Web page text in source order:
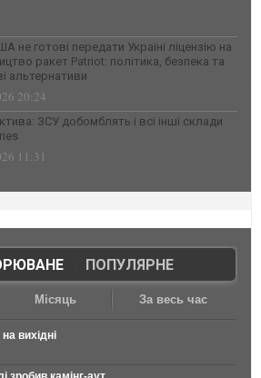
не готові передати Україні ліцензію на
ракет Patriot: політика, безпека та
альтернативи
20:24
ЗСУ добомблять і всі інші склади
11:31
| ПОПУЛЯРНЕ
Місяць За весь час
на вихідні